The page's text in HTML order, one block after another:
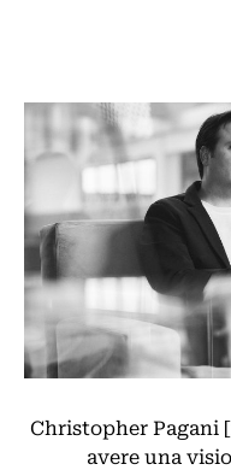
Christopher Pagani
avere una